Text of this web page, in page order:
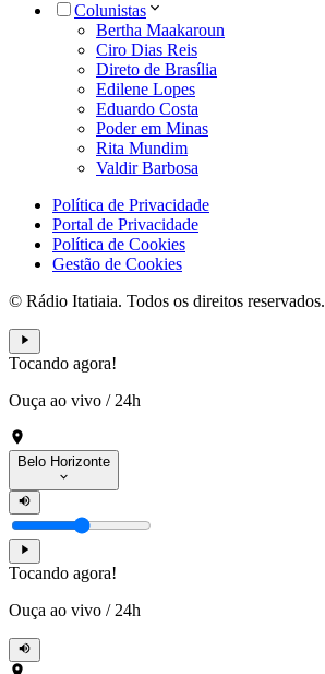
Colunistas
Bertha Maakaroun
Ciro Dias Reis
Direto de Brasília
Edilene Lopes
Eduardo Costa
Poder em Minas
Rita Mundim
Valdir Barbosa
Política de Privacidade
Portal de Privacidade
Política de Cookies
Gestão de Cookies
© Rádio Itatiaia. Todos os direitos reservados.
Tocando agora!
Ouça ao vivo / 24h
Belo Horizonte
Tocando agora!
Ouça ao vivo / 24h